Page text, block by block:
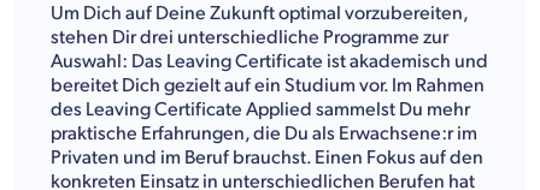
Um Dich auf Deine Zukunft optimal vorzubereiten,
stehen Dir drei unterschiedliche Programme zur
Auswahl: Das Leaving Certificate ist akademisch und
bereitet Dich gezielt auf ein Studium vor. Im Rahmen
des Leaving Certificate Applied sammelst Du mehr
praktische Erfahrungen, die Du als Erwachsene:r im
Privaten und im Beruf brauchst. Einen Fokus auf den
konkreten Einsatz in unterschiedlichen Berufen hat